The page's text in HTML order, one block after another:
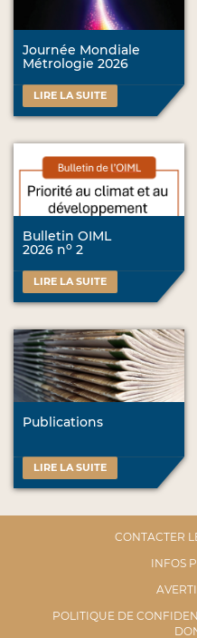
Journée Mondiale
Métrologie 2026
LIRE LA SUITE
Bulletin OIML
2026 no 2
LIRE LA SUITE
Publications
LIRE LA SUITE
CONTACTER
INFOS
POLITIQUE DE